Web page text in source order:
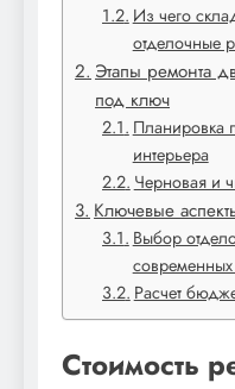
Из чего
отделочные
Этапы ремонта
под ключ
Планировка
интерьера
Черновая и
Ключевые
Выбор
современных
Расчет
Стоимость